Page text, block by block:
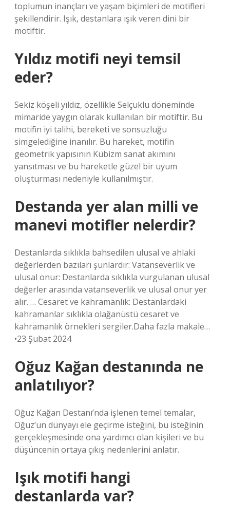
toplumun inançları ve yaşam biçimleri de motifleri
şekillendirir. Işık, destanlara ışık veren dini bir
motiftir.
Yıldız motifi neyi temsil
eder?
Sekiz köşeli yıldız, özellikle Selçuklu döneminde
mimaride yaygın olarak kullanılan bir motiftir. Bu
motifin iyi talihi, bereketi ve sonsuzluğu
simgelediğine inanılır. Bu hareket, motifin
geometrik yapısının Kübizm sanat akımını
yansıtması ve bu hareketle güzel bir uyum
oluşturması nedeniyle kullanılmıştır.
Destanda yer alan milli ve
manevi motifler nelerdir?
Destanlarda sıklıkla bahsedilen ulusal ve ahlaki
değerlerden bazıları şunlardır: Vatanseverlik ve
ulusal onur: Destanlarda sıklıkla vurgulanan ulusal
değerler arasında vatanseverlik ve ulusal onur yer
alır. … Cesaret ve kahramanlık: Destanlardaki
kahramanlar sıklıkla olağanüstü cesaret ve
kahramanlık örnekleri sergiler.Daha fazla makale…
•23 Şubat 2024
Oğuz Kağan destanında ne
anlatılıyor?
Oğuz Kağan Destanı’nda işlenen temel temalar,
Oğuz’un dünyayı ele geçirme isteğini, bu isteğinin
gerçekleşmesinde ona yardımcı olan kişileri ve bu
düşüncenin ortaya çıkış nedenlerini anlatır.
Işık motifi hangi
destanlarda var?